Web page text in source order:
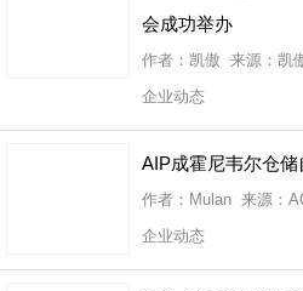
会成功举办
作者：凯傲 来源：凯
企业动态
AIP成霍尼韦尔仓
作者：Mulan 来源：
企业动态